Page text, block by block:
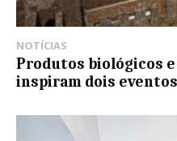
NOTÍCIAS
Produtos biológicos
inspiram dois